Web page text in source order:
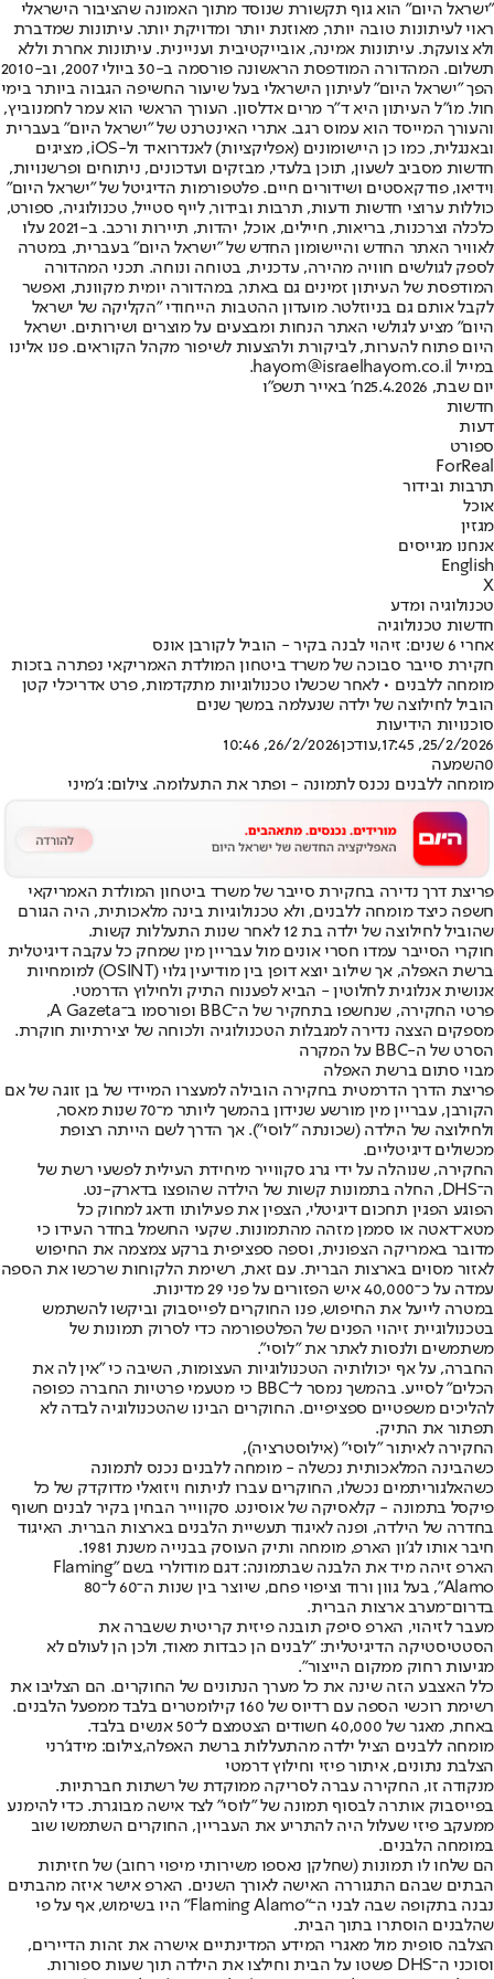
"ישראל היום" הוא גוף תקשורת שנוסד מתוך האמונה שהציבור הישראלי
ראוי לעיתונות טובה יותר, מאוזנת יותר ומדויקת יותר. עיתונות שמדברת
ולא צועקת. עיתונות אמינה, אובייקטיבית ועניינית. עיתונות אחרת וללא
תשלום. המהדורה המודפסת הראשונה פורסמה ב-30 ביולי 2007, וב-2010
הפך "ישראל היום" לעיתון הישראלי בעל שיעור החשיפה הגבוה ביותר בימי
חול. מו"ל העיתון היא ד"ר מרים אדלסון. העורך הראשי הוא עמר לחמנוביץ,
והעורך המייסד הוא עמוס רגב. אתרי האינטרנט של "ישראל היום" בעברית
ובאנגלית, כמו כן היישומונים (אפליקציות) לאנדרואיד ול-iOS, מציגים
חדשות מסביב לשעון, תוכן בלעדי, מבזקים ועדכונים, ניתוחים ופרשנויות,
וידיאו, פודקאסטים ושידורים חיים. פלטפורמות הדיגיטל של "ישראל היום"
כוללות ערוצי חדשות ודעות, תרבות ובידור, לייף סטייל, טכנולוגיה, ספורט,
כלכלה וצרכנות, בריאות, חיילים, אוכל, יהדות, תיירות ורכב. ב-2021 עלו
לאוויר האתר החדש והיישומון החדש של "ישראל היום" בעברית, במטרה
לספק לגולשים חוויה מהירה, עדכנית, בטוחה ונוחה. תכני המהדורה
המודפסת של העיתון זמינים גם באתר, במהדורה יומית מקוונת, ואפשר
לקבל אותם גם בניוזלטר. מועדון ההטבות הייחודי "הקליקה של ישראל
היום" מציע לגולשי האתר הנחות ומבצעים על מוצרים ושירותים. ישראל
היום פתוח להערות, לביקורת ולהצעות לשיפור מקהל הקוראים. פנו אלינו
במייל hayom@israelhayom.co.il.
יום שבת, 25.4.2026
ח' באייר תשפ"ו
חדשות
דעות
ספורט
ForReal
תרבות ובידור
אוכל
מגזין
אנחנו מגייסים
English
X
טכנולוגיה ומדע
חדשות טכנולוגיה
אחרי 6 שנים: זיהוי לבנה בקיר - הוביל לקורבן אונס
חקירת סייבר סבוכה של משרד ביטחון המולדת האמריקאי נפתרה בזכות
מומחה ללבנים • לאחר שכשלו טכנולוגיות מתקדמות, פרט אדריכלי קטן
הוביל לחילוצה של ילדה שנעלמה במשך שנים
סוכנויות הידיעות
25/2/2026, 17:45
,עודכן26/2/2026, 10:46
0השמעה
מומחה ללבנים נכנס לתמונה - ופתר את התעלומה. צילום: ג'מיני
פריצת דרך נדירה בחקירת סייבר של משרד ביטחון המולדת האמריקאי
חשפה כיצד מומחה ללבנים, ולא טכנולוגיות בינה מלאכותית, היה הגורם
שהוביל לחילוצה של ילדה בת 12 לאחר שנות התעללות קשות.
חוקרי הסייבר עמדו חסרי אונים מול עבריין מין שמחק כל עקבה דיגיטלית
ברשת האפלה, אך שילוב יוצא דופן בין מודיעין גלוי (OSINT) למומחיות
אנושית אנלוגית לחלוטין - הביא לפענוח התיק ולחילוץ הדרמטי.
פרטי החקירה, שנחשפו בתחקיר של ה־BBC ופורסמו ב־A Gazeta,
מספקים הצצה נדירה למגבלות הטכנולוגיה ולכוחה של יצירתיות חוקרת.
הסרט של ה-BBC על המקרה
מבוי סתום ברשת האפלה
פריצת הדרך הדרמטית בחקירה הובילה למעצרו המיידי של בן זוגה של אם
הקורבן, עבריין מין מורשע שנידון בהמשך ליותר מ־70 שנות מאסר,
ולחילוצה של הילדה (שכונתה "לוסי"). אך הדרך לשם הייתה רצופת
מכשולים דיגיטליים.
החקירה, שנוהלה על ידי גרג סקווייר מיחידת העילית לפשעי רשת של
ה־DHS, החלה בתמונות קשות של הילדה שהופצו בדארק-נט.
הפוגע הפגין תחכום דיגיטלי, הצפין את פעילותו ודאג למחוק כל
מטא־דאטה או סממן מזהה מהתמונות. שקעי החשמל בחדר העידו כי
מדובר באמריקה הצפונית, וספה ספציפית ברקע צמצמה את החיפוש
לאזור מסוים בארצות הברית. עם זאת, רשימת הלקוחות שרכשו את הספה
עמדה על כ־40,000 איש הפזורים על פני 29 מדינות.
במטרה לייעל את החיפוש, פנו החוקרים לפייסבוק וביקשו להשתמש
בטכנולוגיית זיהוי הפנים של הפלטפורמה כדי לסרוק תמונות של
משתמשים ולנסות לאתר את "לוסי".
החברה, על אף יכולותיה הטכנולוגיות העצומות, השיבה כי "אין לה את
הכלים" לסייע. בהמשך נמסר ל־BBC כי מטעמי פרטיות החברה כפופה
להליכים משפטיים ספציפיים. החוקרים הבינו שהטכנולוגיה לבדה לא
תפתור את התיק.
החקירה לאיתור "לוסי" (אילוסטרציה),
כשהבינה המלאכותית נכשלה - מומחה ללבנים נכנס לתמונה
כשהאלגוריתמים נכשלו, החוקרים עברו לניתוח ויזואלי מדוקדק של כל
פיקסל בתמונה - קלאסיקה של אוסינט. סקווייר הבחין בקיר לבנים חשוף
בחדרה של הילדה, ופנה לאיגוד תעשיית הלבנים בארצות הברית. האיגוד
חיבר אותו לג'ון הארפ, מומחה ותיק העוסק בבנייה משנת 1981.
הארפ זיהה מיד את הלבנה שבתמונה: דגם מודולרי בשם "Flaming
Alamo", בעל גוון ורוד וציפוי פחם, שיוצר בין שנות ה־60 ל־80
בדרום־מערב ארצות הברית.
מעבר לזיהוי, הארפ סיפק תובנה פיזית קריטית ששברה את
הסטטיסטיקה הדיגיטלית: "לבנים הן כבדות מאוד, ולכן הן לעולם לא
מגיעות רחוק ממקום הייצור".
כלל האצבע הזה שינה את כל מערך הנתונים של החוקרים. הם הצליבו את
רשימת רוכשי הספה עם רדיוס של 160 קילומטרים בלבד ממפעל הלבנים.
באחת, מאגר של 40,000 חשודים הצטמצם ל־50 אנשים בלבד.
מומחה ללבנים הציל ילדה מהתעללות ברשת האפלה,צילום: מידג'רני
הצלבת נתונים, איתור פיזי וחילוץ דרמטי
מנקודה זו, החקירה עברה לסריקה ממוקדת של רשתות חברתיות.
בפייסבוק אותרה לבסוף תמונה של "לוסי" לצד אישה מבוגרת. כדי להימנע
ממעקב פיזי שעלול היה להתריע את העבריין, החוקרים השתמשו שוב
במומחה הלבנים.
הם שלחו לו תמונות (שחלקן נאספו משירותי מיפוי רחוב) של חזיתות
הבתים שבהם התגוררה האישה לאורך השנים. הארפ אישר איזה מהבתים
נבנה בתקופה שבה לבני ה־"Flaming Alamo" היו בשימוש, אף על פי
שהלבנים הוסתרו בתוך הבית.
הצלבה סופית מול מאגרי המידע המדינתיים אישרה את זהות הדיירים,
וסוכני ה־DHS פשטו על הבית וחילצו את הילדה תוך שעות ספורות.